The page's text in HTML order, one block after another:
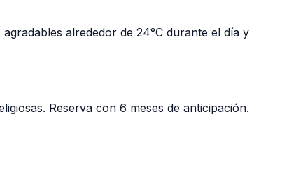
alrededor de 24°C durante el día y
Reserva con 6 meses de anticipación.